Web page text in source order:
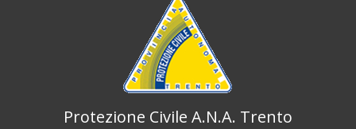
Protezione Civile A.N.A. Trento